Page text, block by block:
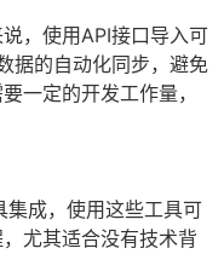
，使用API接口导入可
据的自动化同步，避免
一定的开发工作量，
集成，使用这些工具可
尤其适合没有技术背